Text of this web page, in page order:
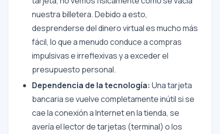
nuestra billetera. Debido a esto,
desprenderse del dinero virtual es mucho más
fácil, lo que a menudo conduce a compras
impulsivas e irreflexivas y a exceder el
presupuesto personal.
Dependencia de la tecnología: Una tarjeta
bancaria se vuelve completamente inútil si se
cae la conexión a Internet en la tienda, se
avería el lector de tarjetas (terminal) o los